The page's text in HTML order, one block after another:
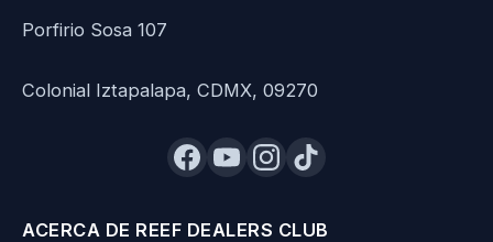
Porfirio Sosa 107
Colonial Iztapalapa, CDMX, 09270
ACERCA DE REEF DEALERS CLUB